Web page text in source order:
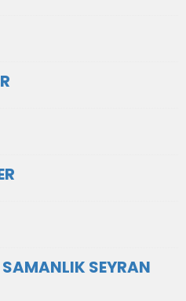
SEYRAN